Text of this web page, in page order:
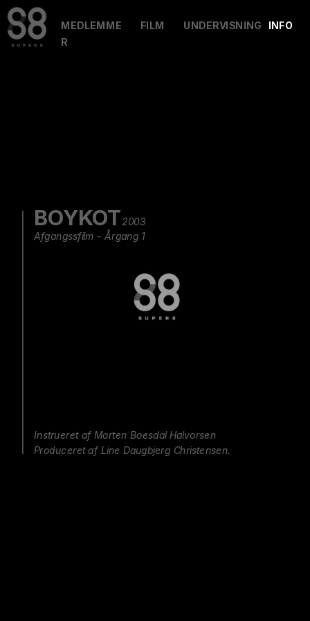
UNDERVISNING
MEDLEMME
R
BOYKOT2003
Afgangssfilm - Årgang 1
Instrueret af Morten Boesdal Halvorsen
INFO
FILM